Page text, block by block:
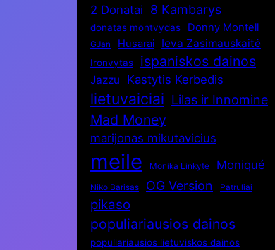
2 Donatai 8 Kambarys
donatas montvydas Donny Montell
GJan Husarai Ieva Zasimauskaitė
Ironvytas ispaniskos dainos
Jazzu Kastytis Kerbedis
lietuvaiciai Lilas ir Innomine
Mad Money
marijonas mikutavicius
meile Monika Linkytė Moniqué
Niko Barisas OG Version Patruliai
pikaso
populiariausios dainos
populiariausios lietuviskos dainos